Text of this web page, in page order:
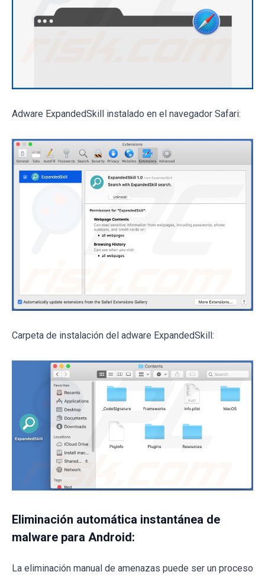
Adware ExpandedSkill instalado en el navegador Safari:
Carpeta de instalación del adware ExpandedSkill:
Eliminación automática instantánea de
malware para Android:
La eliminación manual de amenazas puede ser un proceso